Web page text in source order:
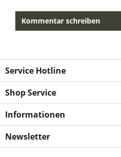
Kommentar schreiben
Service Hotline
Shop Service
Informationen
Newsletter